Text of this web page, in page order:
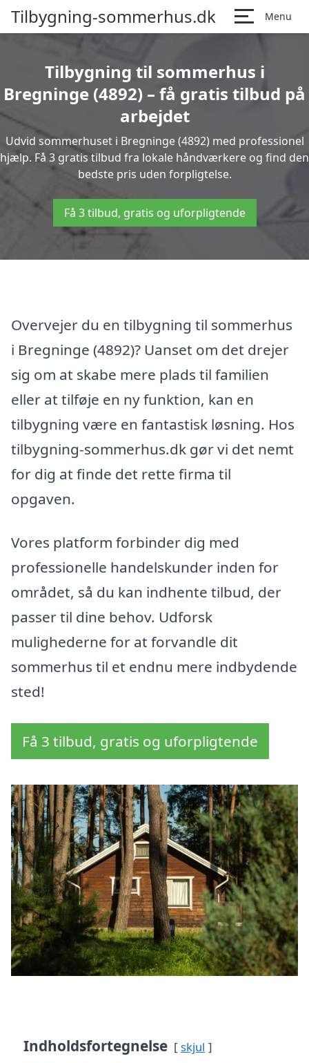
Tilbygning-sommerhus.dk Menu
Tilbygning til sommerhus i
Bregninge (4892) – få gratis tilbud på
arbejdet
Udvid sommerhuset i Bregninge (4892) med professionel
hjælp. Få 3 gratis tilbud fra lokale håndværkere og find den
bedste pris uden forpligtelse.
Få 3 tilbud, gratis og uforpligtende
Overvejer du en tilbygning til sommerhus
i Bregninge (4892)? Uanset om det drejer
sig om at skabe mere plads til familien
eller at tilføje en ny funktion, kan en
tilbygning være en fantastisk løsning. Hos
tilbygning-sommerhus.dk gør vi det nemt
for dig at finde det rette firma til
opgaven.
Vores platform forbinder dig med
professionelle handelskunder inden for
området, så du kan indhente tilbud, der
passer til dine behov. Udforsk
mulighederne for at forvandle dit
sommerhus til et endnu mere indbydende
sted!
Få 3 tilbud, gratis og uforpligtende
Indholdsfortegnelse skjul